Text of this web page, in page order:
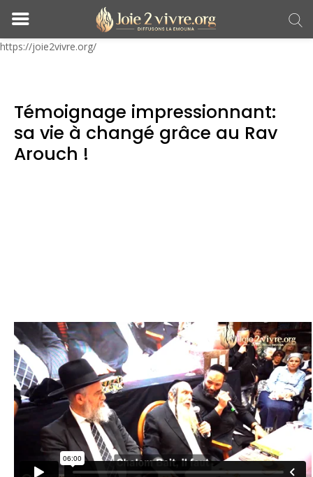
https://joie2vivre.org/
Témoignage impressionnant:
sa vie à changé grâce au Rav
Arouch !